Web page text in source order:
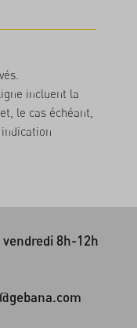
incluent la
et, le cas échéant,
8h-12h